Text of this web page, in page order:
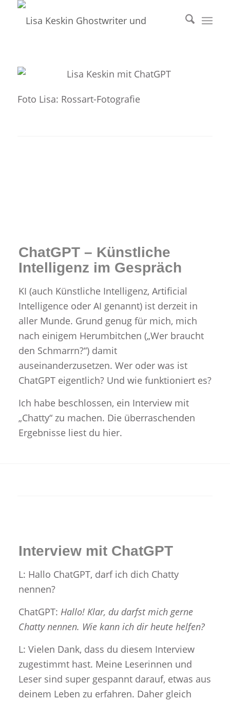
Foto Lisa: Rossart-Fotografie
ChatGPT – Künstliche
Intelligenz im Gespräch
KI (auch Künstliche Intelligenz, Artificial
Intelligence oder AI genannt) ist derzeit in
aller Munde. Grund genug für mich, mich
nach einigem Herumbitchen („Wer braucht
den Schmarrn?“) damit
auseinanderzusetzen. Wer oder was ist
ChatGPT eigentlich? Und wie funktioniert es?
Ich habe beschlossen, ein Interview mit
„Chatty“ zu machen. Die überraschenden
Ergebnisse liest du hier.
Interview mit ChatGPT
L: Hallo ChatGPT, darf ich dich Chatty
nennen?
ChatGPT: Hallo! Klar, du darfst mich gerne
Chatty nennen. Wie kann ich dir heute helfen?
L: Vielen Dank, dass du diesem Interview
zugestimmt hast. Meine Leserinnen und
Leser sind super gespannt darauf, etwas aus
deinem Leben zu erfahren. Daher gleich